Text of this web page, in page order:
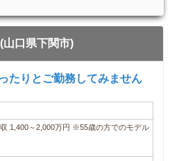
山口県下関市)
たりとご勤務してみません
1,400～2,000万円 ※55歳の方でのモデル